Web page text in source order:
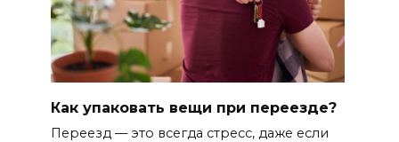
Как упаковать вещи при переезде?
Переезд — это всегда стресс, даже если